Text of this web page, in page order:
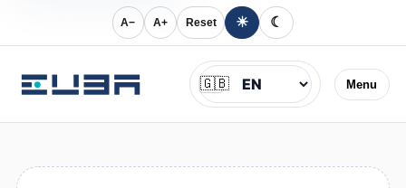
A− A+ Reset ☀ ☾
Menu
Jazyk
🇬🇧